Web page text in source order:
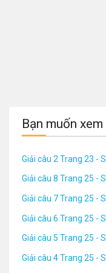
Bạn muốn
Giải câu 2 Trang 23 -
Giải câu 8 Trang 25 -
Giải câu 7 Trang 25 -
Giải câu 6 Trang 25 -
Giải câu 5 Trang 25 -
Giải câu 4 Trang 25 -